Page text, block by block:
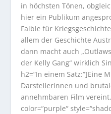
in höchsten Tönen,
hier ein Publikum
Faible für
allem der Geschichte
dann macht auch
der Kelly Gang“ wirklich
h2=“In einem Satz:“]Eine
Darstellerinnen und
annehmbaren Film
color=“purple“